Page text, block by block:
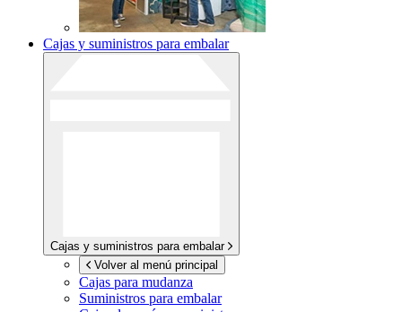
Cajas y suministros para embalar
Cajas y suministros para embalar
Volver al menú principal
Cajas para mudanza
Suministros para embalar